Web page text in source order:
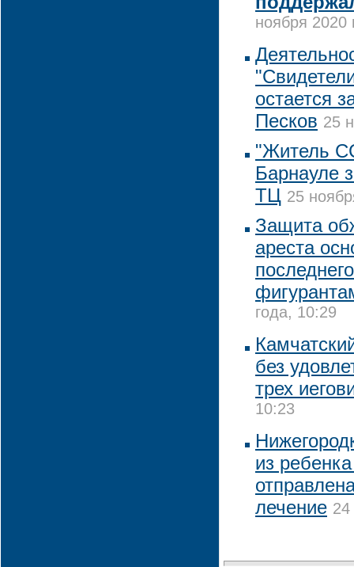
ноября 2020
остается
Песков 25
"Житель
Барнауле
ТЦ 25
Защита
ареста
года, 10:29
без
трех
10:23
из
лечение 24